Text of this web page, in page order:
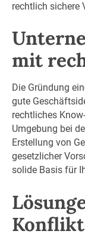
rechtlich sichere
mit
Die Gründung
gute
rechtliches
Umgebung bei
Erstellung von
gesetzlicher
solide Basis für